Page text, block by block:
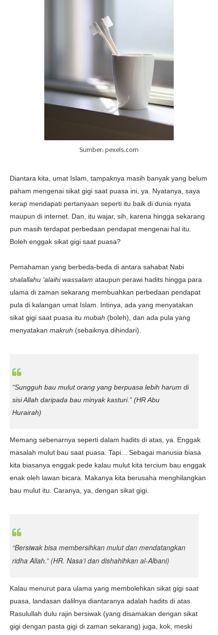
Sumber: pexels.com
Diantara kita, umat Islam, tampaknya masih banyak yang belum
paham mengenai sikat gigi saat puasa ini, ya. Nyatanya, saya
kerap mendapati pertanyaan seperti itu baik di dunia nyata
maupun di internet. Dan, itu wajar, sih, karena hingga sekarang
pun masih terdapat perbedaan pendapat mengenai hal itu.
Boleh enggak sikat gigi saat puasa?
Pemahaman yang berbeda-beda di antara sahabat Nabi
shalallahu 'alaihi wassalam ataupun perawi hadits hingga para
ulama di zaman sekarang membuahkan perbedaan pendapat
pula di kalangan umat Islam. Intinya, ada yang menyatakan
sikat gigi saat puasa itu mubah (boleh), dan ada pula yang
menyatakan makruh (sebaiknya dihindari).
“Sungguh bau mulut orang yang berpuasa lebih harum di
sisi Allah daripada bau minyak kasturi.” (HR Abu
Hurairah)
Memang sebenarnya seperti dalam hadits di atas, ya. Enggak
masalah mulut bau saat puasa. Tapi... Sebagai manusia biasa
kita biasanya enggak pede kalau mulut kita tercium bau enggak
enak oleh lawan bicara. Makanya kita berusaha menghilangkan
bau mulut itu. Caranya, ya, dengan sikat gigi.
“Bersiwak bisa membersihkan mulut dan mendatangkan
ridha Allah.”(HR. Nasa’i dan dishahihkan al-Albani)
Kalau menurut para ulama yang membolehkan sikat gigi saat
puasa, landasan dalilnya diantaranya adalah hadits di atas.
Rasulullah dulu rajin bersiwak (yang disamakan dengan sikat
gigi dengan pasta gigi di zaman sekarang) juga, kok, meski